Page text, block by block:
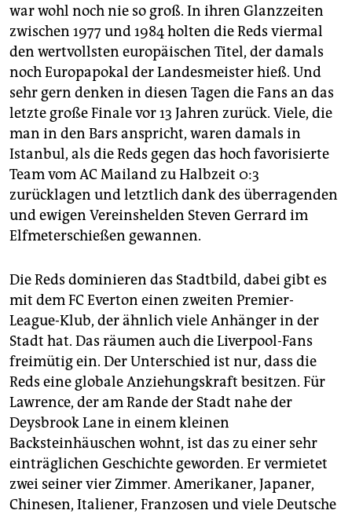
war wohl noch nie so groß. In ihren Glanzzeiten
zwischen 1977 und 1984 holten die Reds viermal
den wertvollsten europäischen Titel, der damals
noch Europapokal der Landesmeister hieß. Und
sehr gern denken in diesen Tagen die Fans an das
letzte große Finale vor 13 Jahren zurück. Viele, die
man in den Bars anspricht, waren damals in
Istanbul, als die Reds gegen das hoch favorisierte
Team vom AC Mailand zu Halbzeit 0:3
zurücklagen und letztlich dank des überragenden
und ewigen Vereinshelden Steven Gerrard im
Elfmeterschießen gewannen.
Die Reds dominieren das Stadtbild, dabei gibt es
mit dem FC Everton einen zweiten Premier-
League-Klub, der ähnlich viele Anhänger in der
Stadt hat. Das räumen auch die Liverpool-Fans
freimütig ein. Der Unterschied ist nur, dass die
Reds eine globale Anziehungskraft besitzen. Für
Lawrence, der am Rande der Stadt nahe der
Deysbrook Lane in einem kleinen
Backsteinhäuschen wohnt, ist das zu einer sehr
einträglichen Geschichte geworden. Er vermietet
zwei seiner vier Zimmer. Amerikaner, Japaner,
Chinesen, Italiener, Franzosen und viele Deutsche